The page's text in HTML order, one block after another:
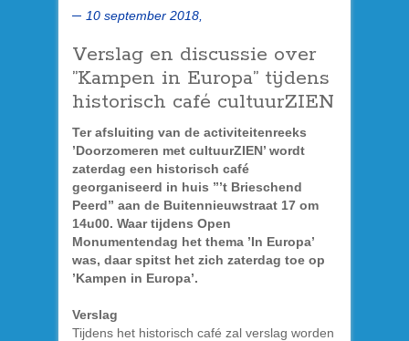
10 september 2018,
Verslag en discussie over
”Kampen in Europa” tijdens
historisch café cultuurZIEN
Ter afsluiting van de activiteitenreeks
’Doorzomeren met cultuurZIEN’ wordt
zaterdag een historisch café
georganiseerd in huis ”’t Brieschend
Peerd” aan de Buitennieuwstraat 17 om
14u00. Waar tijdens Open
Monumentendag het thema ’In Europa’
was, daar spitst het zich zaterdag toe op
’Kampen in Europa’.
Verslag
Tijdens het historisch café zal verslag worden